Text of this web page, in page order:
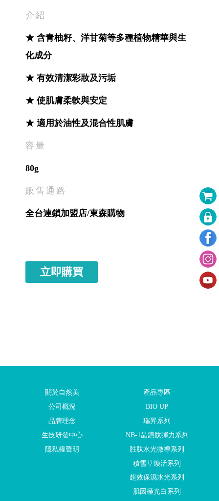
介紹
★ 含青柚籽、洋甘菊等多種植物精華與生
化成分
★ 有效清潔彩妝及污垢
★ 使肌膚柔軟與安定
★ 適用於油性及混合性肌膚
容量
80g
販售通路
全台連鎖加盟店/東森購物
立即購買
關於自然美
公司概況
品牌理念
生技研發中心
隱私權聲明
產品專區
BIO UP
瑞昇系列
NB-1晶鑽肽彈力系列
胜肽水光微導系列
積雪草煥活系列
超效保濕水光系列
肌因極光白系列